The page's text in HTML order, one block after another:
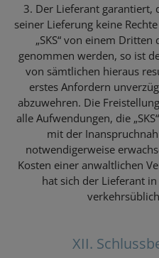
3. Der Lieferant garantiert,
seiner Lieferung keine
„SKS“ von einem
genommen werden, so ist
von sämtlichen hieraus
erstes Anfordern
abzuwehren. Die
alle Aufwendungen, die
mit der
notwendigerweise
Kosten einer anwaltlichen
hat sich der Lieferant
XII.